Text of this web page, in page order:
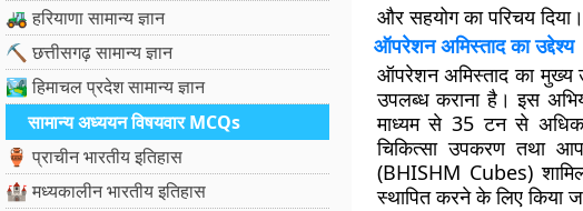
🚜 हरियाणा सामान्य ज्ञान
⛏️ छत्तीसगढ़ सामान्य ज्ञान
🏞️ हिमाचल प्रदेश सामान्य ज्ञान
सामान्य अध्ययन विषयवार MCQs
🏺 प्राचीन भारतीय इतिहास
🏰 मध्यकालीन भारतीय इतिहास
और सहयोग का परिचय दिया।
ऑपरेशन अमिस्ताद का उद्देश्य
ऑपरेशन अमिस्ताद का मुख्य
उपलब्ध कराना है। इस
माध्यम से 35 टन से अधिक
चिकित्सा उपकरण तथा
(BHISHM Cubes)
स्थापित करने के लिए किया